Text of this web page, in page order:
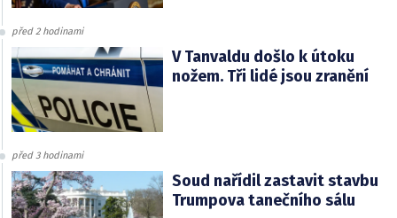
před 2 hodinami
V Tanvaldu došlo k útoku
nožem. Tři lidé jsou zranění
před 3 hodinami
Soud nařídil zastavit stavbu
Trumpova tanečního sálu